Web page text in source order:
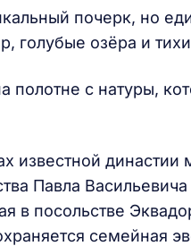
почерк, но
голубые озёра и
полотне с натуры,
известной
Павла
в посольстве
семейная